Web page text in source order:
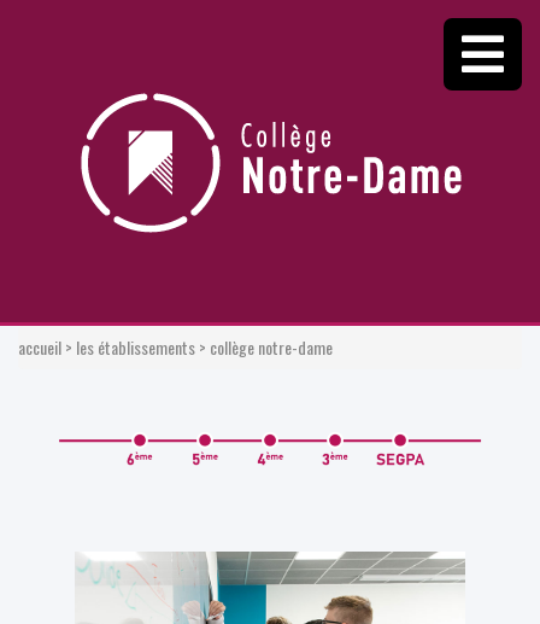
accueil> les établissements> collège notre-dame